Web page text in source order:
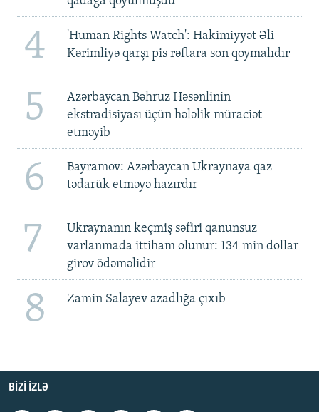
4
'Human Rights Watch': Hakimiyyət Əli
Kərimliyə qarşı pis rəftara son qoymalıdır
5
Azərbaycan Bəhruz Həsənlinin
ekstradisiyası üçün hələlik müraciət
etməyib
6
Bayramov: Azərbaycan Ukraynaya qaz
tədarük etməyə hazırdır
7
Ukraynanın keçmiş səfiri qanunsuz
varlanmada ittiham olunur: 134 min dollar
girov ödəməlidir
8 Zamin Salayev azadlığa çıxıb
BIZI IZLƏ